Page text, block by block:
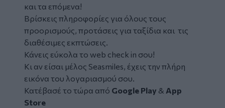
και τα επόμενα!
Βρίσκεις πληροφορίες για όλους τους
προορισμούς, προτάσεις για ταξίδια και τις
διαθέσιμες εκπτώσεις.
Κάνεις εύκολα το web check in σου!
Κι αν είσαι μέλος Seasmiles, έχεις την πλήρη
εικόνα του λογαριασμού σου.
Κατέβασέ το τώρα από Google Play & App
Store